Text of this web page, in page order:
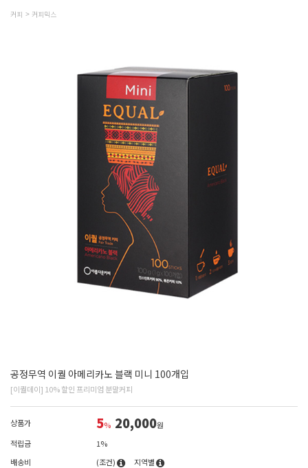
커피 커피믹스
공정무역 이퀄 아메리카노 블랙 미니 100개입
[이퀄데이] 10% 할인 프리미엄 분말커피
상품가 5% 20,000원
적립금
1%
배송비
(조건)
지역별